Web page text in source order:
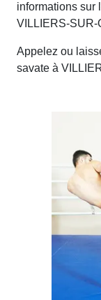
informations sur
VILLIERS-SUR-
Appelez ou
savate à